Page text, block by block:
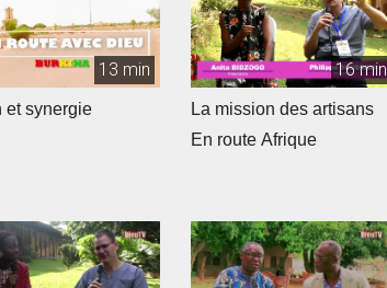
13 min
et synergie
16 min
La mission des artisans
En route Afrique